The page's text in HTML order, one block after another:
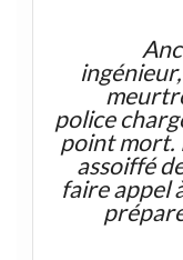
police
point mort.
assoiffé
faire appel